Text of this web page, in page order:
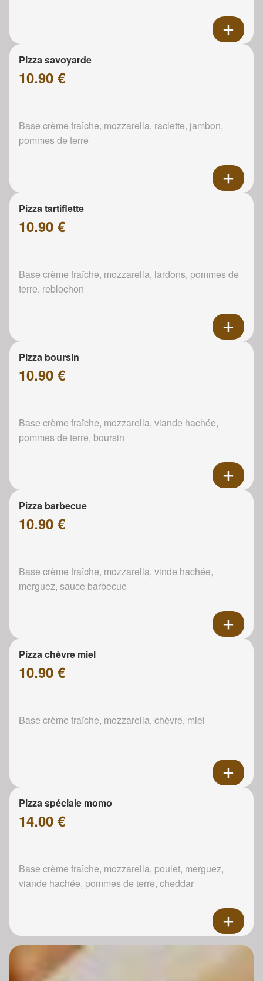
Pizza savoyarde
10.90 €
Base crème fraîche, mozzarella, raclette, jambon,
pommes de terre
Pizza tartiflette
10.90 €
Base crème fraîche, mozzarella, lardons, pommes de
terre, reblochon
Pizza boursin
10.90 €
Base crème fraîche, mozzarella, viande hachée,
pommes de terre, boursin
Pizza barbecue
10.90 €
Base crème fraîche, mozzarella, vinde hachée,
merguez, sauce barbecue
Pizza chèvre miel
10.90 €
Base crème fraîche, mozzarella, chèvre, miel
Pizza spéciale momo
14.00 €
Base crème fraîche, mozzarella, poulet, merguez,
viande hachée, pommes de terre, cheddar